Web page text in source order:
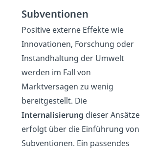
Subventionen
Positive externe Effekte wie
Innovationen, Forschung oder
Instandhaltung der Umwelt
werden im Fall von
Marktversagen zu wenig
bereitgestellt. Die
Internalisierung dieser Ansätze
erfolgt über die Einführung von
Subventionen. Ein passendes